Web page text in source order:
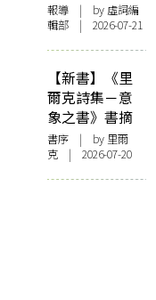
報導 | by 虛詞編
輯部 | 2026-07-21
【新書】《里
爾克詩集－意
象之書》書摘
書序 | by 里爾
克 | 2026-07-20